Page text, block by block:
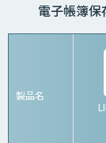
電子帳簿
製品名